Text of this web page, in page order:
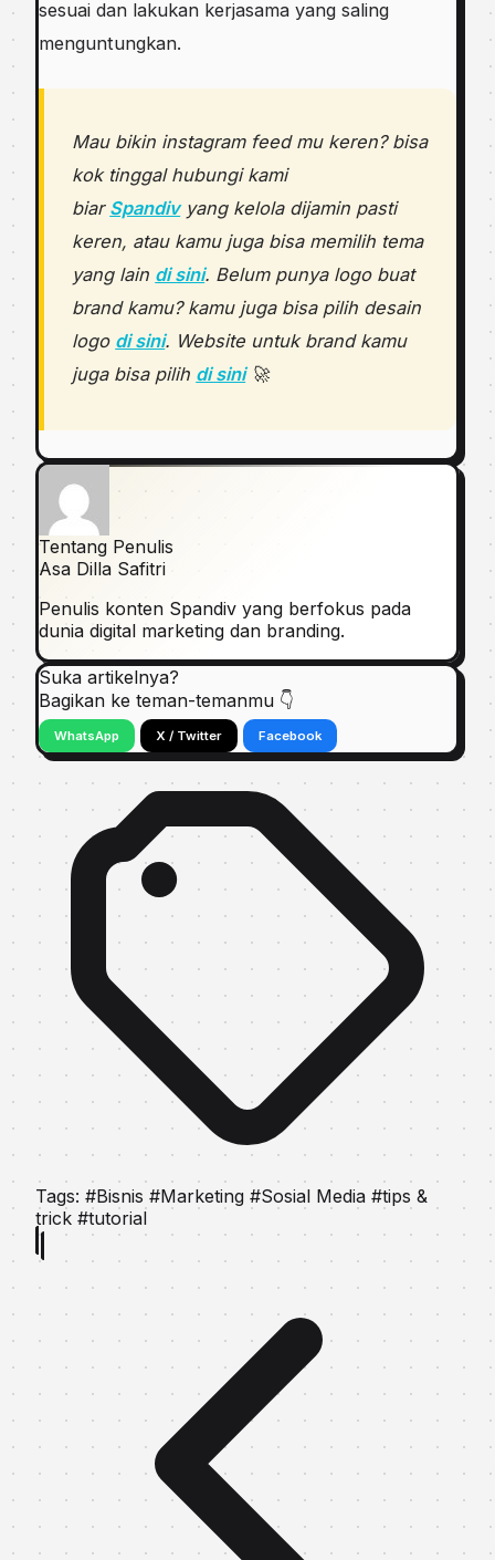
sesuai dan lakukan kerjasama yang saling
menguntungkan.
Mau bikin instagram feed mu keren? bisa
kok tinggal hubungi kami
biar Spandivyang kelola dijamin pasti
keren, atau kamu juga bisa memilih tema
yang lain di sini. Belum punya logo buat
brand kamu? kamu juga bisa pilih desain
logo di sini. Website untuk brand kamu
juga bisa pilih di sini🚀
Tentang Penulis
Asa Dilla Safitri
Penulis konten Spandiv yang berfokus pada
dunia digital marketing dan branding.
Suka artikelnya?
Bagikan ke teman-temanmu 👇
WhatsApp X / Twitter Facebook
Tags: #Bisnis #Marketing #Sosial Media #tips &
trick #tutorial